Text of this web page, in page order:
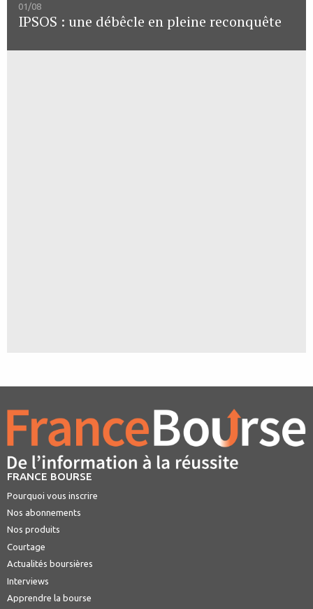
01/08
IPSOS : une débêcle en pleine reconquête
FRANCE BOURSE
Pourquoi vous inscrire
Nos abonnements
Nos produits
Courtage
Actualités boursières
Interviews
Apprendre la bourse